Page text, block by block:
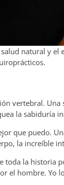
natural y
vertebral.
la sabiduría
que puedo.
la increíble
toda la historia
el hombre. Yo